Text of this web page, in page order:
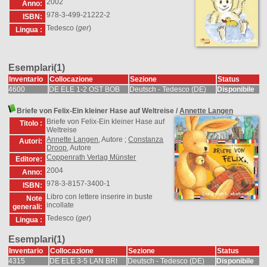
Anno:
2002
ISBN:
978-3-499-21222-2
Lingua :
Tedesco (ger)
Esemplari(1)
Inventario Collocazione Sezione
Status
4600
DE ELE 1-2 OST BOB Deutsch - Tedesco (DE) Disponibile
Briefe von Felix-Ein kleiner Hase auf Weltreise /Annette Langen
Titolo :
Briefe von Felix-Ein kleiner Hase auf
Weltreise
Autori:
Annette Langen, Autore ;Constanza
Droop, Autore
Editore:
Coppenrath Verlag Münster
Anno:
2004
ISBN:
978-3-8157-3400-1
Note
generali:
Libro con lettere inserire in buste
incollate
Lingua :
Tedesco (ger)
Esemplari(1)
Inventario Collocazione Sezione
Status
4315
DE ELE 3-5 LAN BRI Deutsch - Tedesco (DE) Disponibile